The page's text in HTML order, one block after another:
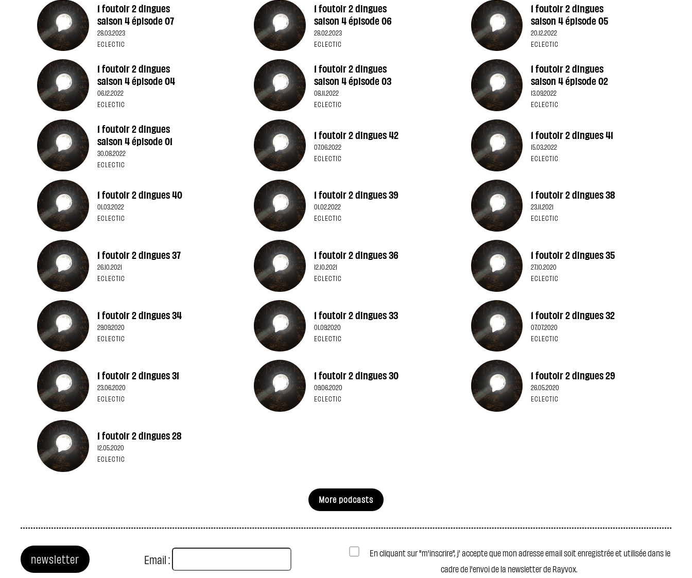
1 foutoir 2 dingues
saison 4 épisode 07
28.03.2023
ECLECTIC
1 foutoir 2 dingues
saison 4 épisode 06
28.02.2023
ECLECTIC
1 foutoir 2 dingues
saison 4 épisode 05
20.12.2022
ECLECTIC
1 foutoir 2 dingues
saison 4 épisode 04
06.12.2022
ECLECTIC
1 foutoir 2 dingues
saison 4 épisode 03
08.11.2022
ECLECTIC
1 foutoir 2 dingues
saison 4 épisode 02
13.09.2022
ECLECTIC
1 foutoir 2 dingues
saison 4 épisode 01
30.08.2022
ECLECTIC
1 foutoir 2 dingues 42
07.06.2022
ECLECTIC
1 foutoir 2 dingues 41
15.03.2022
ECLECTIC
1 foutoir 2 dingues 40
01.03.2022
ECLECTIC
1 foutoir 2 dingues 39
01.02.2022
ECLECTIC
1 foutoir 2 dingues 38
23.11.2021
ECLECTIC
1 foutoir 2 dingues 37
26.10.2021
ECLECTIC
1 foutoir 2 dingues 36
12.10.2021
ECLECTIC
1 foutoir 2 dingues 35
27.10.2020
ECLECTIC
1 foutoir 2 dingues 34
29.09.2020
ECLECTIC
1 foutoir 2 dingues 33
01.09.2020
ECLECTIC
1 foutoir 2 dingues 32
07.07.2020
ECLECTIC
1 foutoir 2 dingues 31
23.06.2020
ECLECTIC
1 foutoir 2 dingues 30
09.06.2020
ECLECTIC
1 foutoir 2 dingues 29
26.05.2020
ECLECTIC
1 foutoir 2 dingues 28
12.05.2020
ECLECTIC
More podcasts
newsletter Email :
En cliquant sur "m'inscrire", j' accepte que mon adresse email soit enregistrée et utilisée dans le
cadre de l'envoi de la newsletter de Rayvox.